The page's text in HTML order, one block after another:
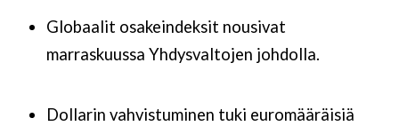
Globaalit osakeindeksit nousivat
marraskuussa Yhdysvaltojen johdolla.
Dollarin vahvistuminen tuki euromääräisiä